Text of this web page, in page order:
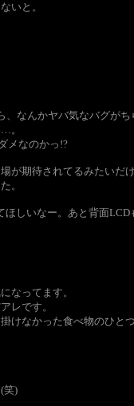
いと。
、なんかヤバ気なバグが
。
メなのかっ!?
が期待されてるみたいだ
。
ほしいなー。あと背面LCD
なってます。
レです。
けなかった食べ物のひと
笑)